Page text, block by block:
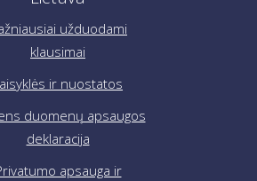
užduodami
klausimai
ir nuostatos
duomenų apsaugos
deklaracija
apsauga ir